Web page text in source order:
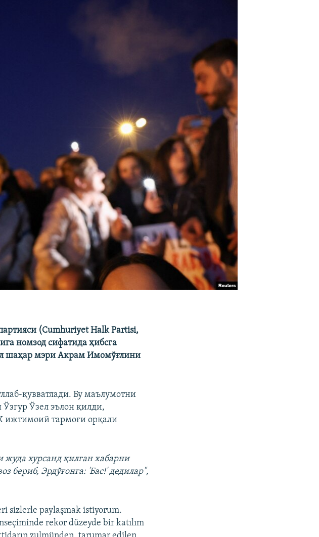
(Cumhuriyet Halk Partisi,
номзод сифатида ҳибсга
шаҳар мэри Акрам Имомўғлини
қувватлади. Бу маълумотни
Ўзел эълон қилди,
ижтимоий тармоғи орқали
хурсанд қилган хабарни
бериб, Эрдўғонга: 'Бас!' дедилар",
sizlerle paylaşmak istiyorum.
rekor düzeyde bir katılım